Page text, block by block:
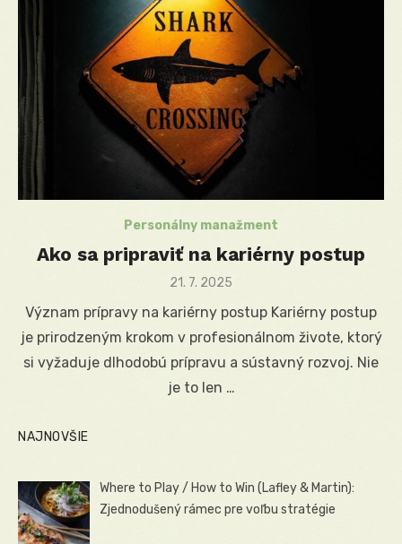
Personálny manažment
Ako sa pripraviť na kariérny postup
Posted
21. 7. 2025
Význam prípravy na kariérny postup Kariérny postup
je prirodzeným krokom v profesionálnom živote, ktorý
si vyžaduje dlhodobú prípravu a sústavný rozvoj. Nie
je to len …
NAJNOVŠIE
Where to Play / How to Win (Lafley & Martin):
Zjednodušený rámec pre voľbu stratégie